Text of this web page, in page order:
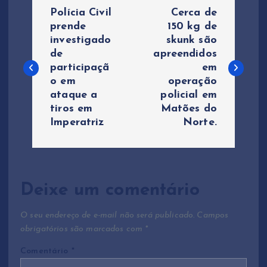
v
a
ç
ã
o
Polícia Civil
prende
investigado
de
participaçã
o em
ataque a
tiros em
Imperatriz
Cerca de
150 kg de
skunk são
apreendidos
em
operação
policial em
Matões do
Norte.
Deixe um comentário
O seu endereço de e-mail não será publicado. Campos
obrigatórios são marcados com *
Comentário *